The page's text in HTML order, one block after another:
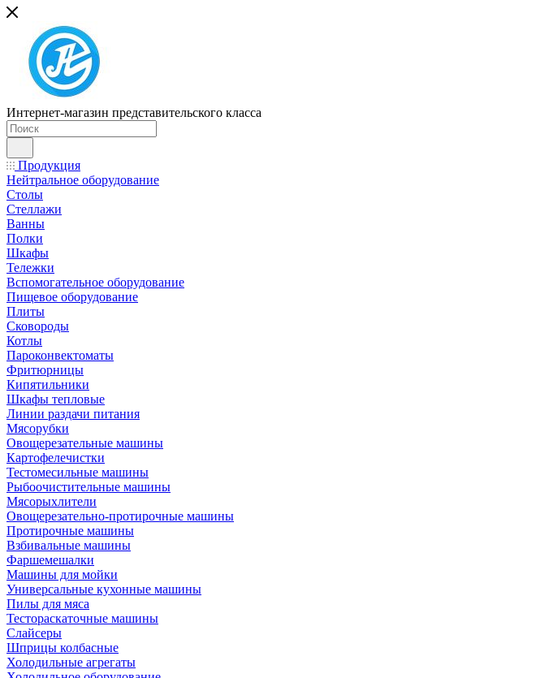
Интернет-магазин представительского класса
Продукция
Нейтральное оборудование
Столы
Стеллажи
Ванны
Полки
Шкафы
Тележки
Вспомогательное оборудование
Пищевое оборудование
Плиты
Сковороды
Котлы
Пароконвектоматы
Фритюрницы
Кипятильники
Шкафы тепловые
Линии раздачи питания
Мясорубки
Овощерезательные машины
Картофелечистки
Тестомесильные машины
Рыбоочистительные машины
Мясорыхлители
Овощерезательно-протирочные машины
Протирочные машины
Взбивальные машины
Фаршемешалки
Машины для мойки
Универсальные кухонные машины
Пилы для мяса
Тестораскаточные машины
Слайсеры
Шприцы колбасные
Холодильные агрегаты